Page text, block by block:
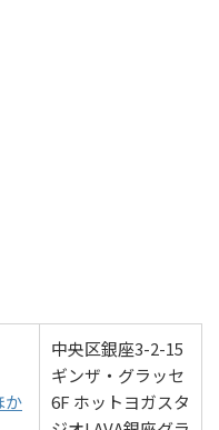
か
中央区銀座3-2-15
ギンザ・グラッセ
6F ホットヨガスタ